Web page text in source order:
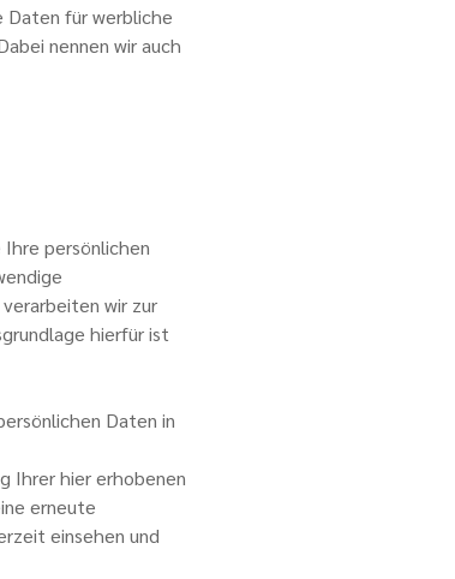
Daten für werbliche
nennen wir auch
persönlichen
wir zur
hierfür ist
Daten in
Ihrer hier erhobenen
erneute
einsehen und